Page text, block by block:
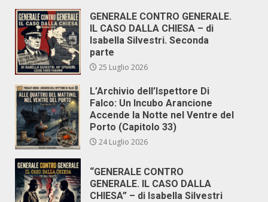
GENERALE CONTRO GENERALE.
IL CASO DALLA CHIESA – di
Isabella Silvestri. Seconda
parte
25 Luglio 2026
L’Archivio dell’Ispettore Di
Falco: Un Incubo Arancione
Accende la Notte nel Ventre del
Porto (Capitolo 33)
24 Luglio 2026
“GENERALE CONTRO
GENERALE. IL CASO DALLA
CHIESA” – di Isabella Silvestri